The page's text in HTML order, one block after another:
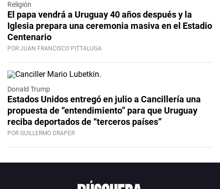
Religión
El papa vendrá a Uruguay 40 años después y la
Iglesia prepara una ceremonia masiva en el Estadio
Centenario
POR JUAN FRANCISCO PITTALUGA
Donald Trump
Estados Unidos entregó en julio a Cancillería una
propuesta de “entendimiento” para que Uruguay
reciba deportados de “terceros países”
POR GUILLERMO DRAPER